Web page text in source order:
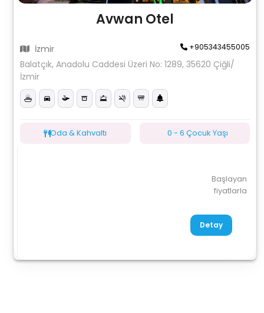
Avwan Otel
İzmir +905343455005
Balatçık, Anadolu Caddesi Üzeri No: 1289, 35620 Çiğli/
İzmir
Oda & Kahvaltı 0 - 6 Çocuk Yaşı
Başlayan
fiyatlarla
Detay